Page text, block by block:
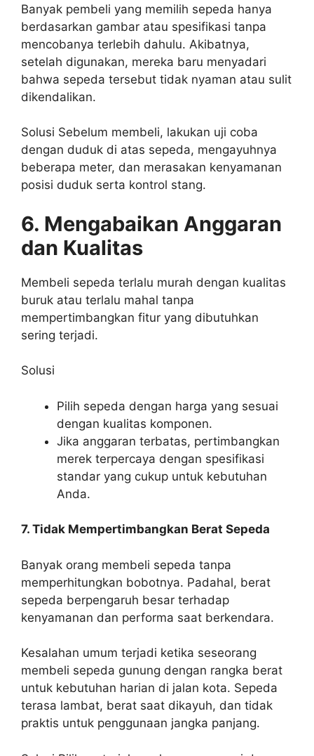
Banyak pembeli yang memilih sepeda hanya
berdasarkan gambar atau spesifikasi tanpa
mencobanya terlebih dahulu. Akibatnya,
setelah digunakan, mereka baru menyadari
bahwa sepeda tersebut tidak nyaman atau sulit
dikendalikan.
Solusi Sebelum membeli, lakukan uji coba
dengan duduk di atas sepeda, mengayuhnya
beberapa meter, dan merasakan kenyamanan
posisi duduk serta kontrol stang.
6. Mengabaikan Anggaran
dan Kualitas
Membeli sepeda terlalu murah dengan kualitas
buruk atau terlalu mahal tanpa
mempertimbangkan fitur yang dibutuhkan
sering terjadi.
Solusi
Pilih sepeda dengan harga yang sesuai
dengan kualitas komponen.
Jika anggaran terbatas, pertimbangkan
merek terpercaya dengan spesifikasi
standar yang cukup untuk kebutuhan
Anda.
7. Tidak Mempertimbangkan Berat Sepeda
Banyak orang membeli sepeda tanpa
memperhitungkan bobotnya. Padahal, berat
sepeda berpengaruh besar terhadap
kenyamanan dan performa saat berkendara.
Kesalahan umum terjadi ketika seseorang
membeli sepeda gunung dengan rangka berat
untuk kebutuhan harian di jalan kota. Sepeda
terasa lambat, berat saat dikayuh, dan tidak
praktis untuk penggunaan jangka panjang.